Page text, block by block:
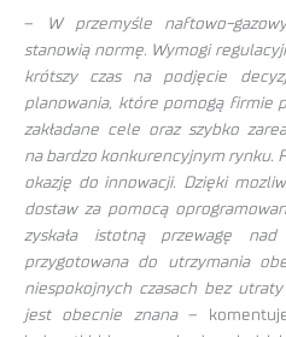
–
W przemyśle naftowo-
stanowią normę. Wymogi
krótszy czas na podjęcie
planowania, które pomogą firmie
zakładane cele oraz szybko
na bardzo konkurencyjnym rynku.
okazję do innowacji. Dzięki
dostaw za pomocą
zyskała istotną przewagę
przygotowana do utrzymania
niespokojnych czasach bez
jest obecnie znana–